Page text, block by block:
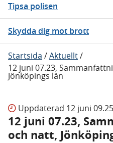
Tipsa polisen
Skydda dig mot brott
Startsida /Aktuellt/
12 juni 07.23,
Jönköpings län
Uppdaterad 12 juni 09.25
12 juni 07.23,
och natt,